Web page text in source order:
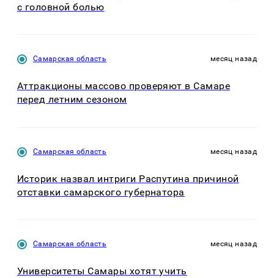
с головной болью
Самарская область месяц назад
Аттракционы массово проверяют в Самаре
перед летним сезоном
Самарская область месяц назад
Историк назвал интриги Распутина причиной
отставки самарского губернатора
Самарская область месяц назад
Университеты Самары хотят учить